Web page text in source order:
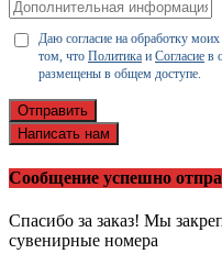
Даю согласие на обработку
том, что Политика и Согласие в
размещены в общем доступе.
Отправить
Написать нам
Сообщение успешно
Спасибо за заказ! Мы
сувенирные номера